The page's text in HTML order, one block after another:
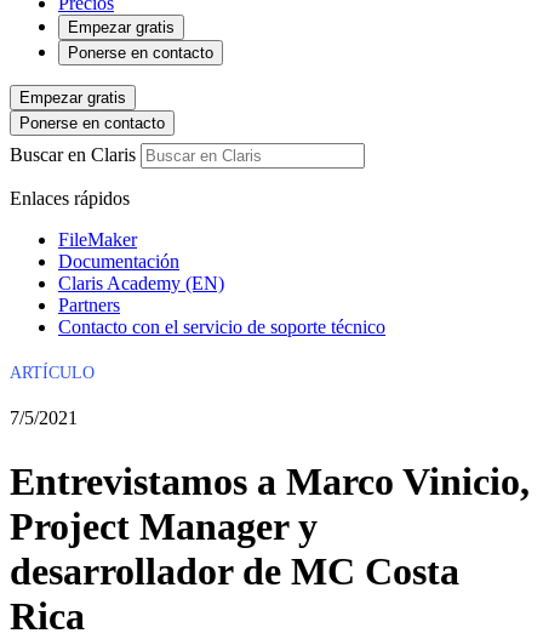
Empezar gratis
Ponerse en contacto
Empezar gratis
Ponerse en contacto
Buscar en Claris
Enlaces rápidos
FileMaker
Documentación
Claris Academy (EN)
Partners
Contacto con el servicio de soporte técnico
ARTÍCULO
7/5/2021
Entrevistamos a Marco Vinicio,
Project Manager y
desarrollador de MC Costa
Rica